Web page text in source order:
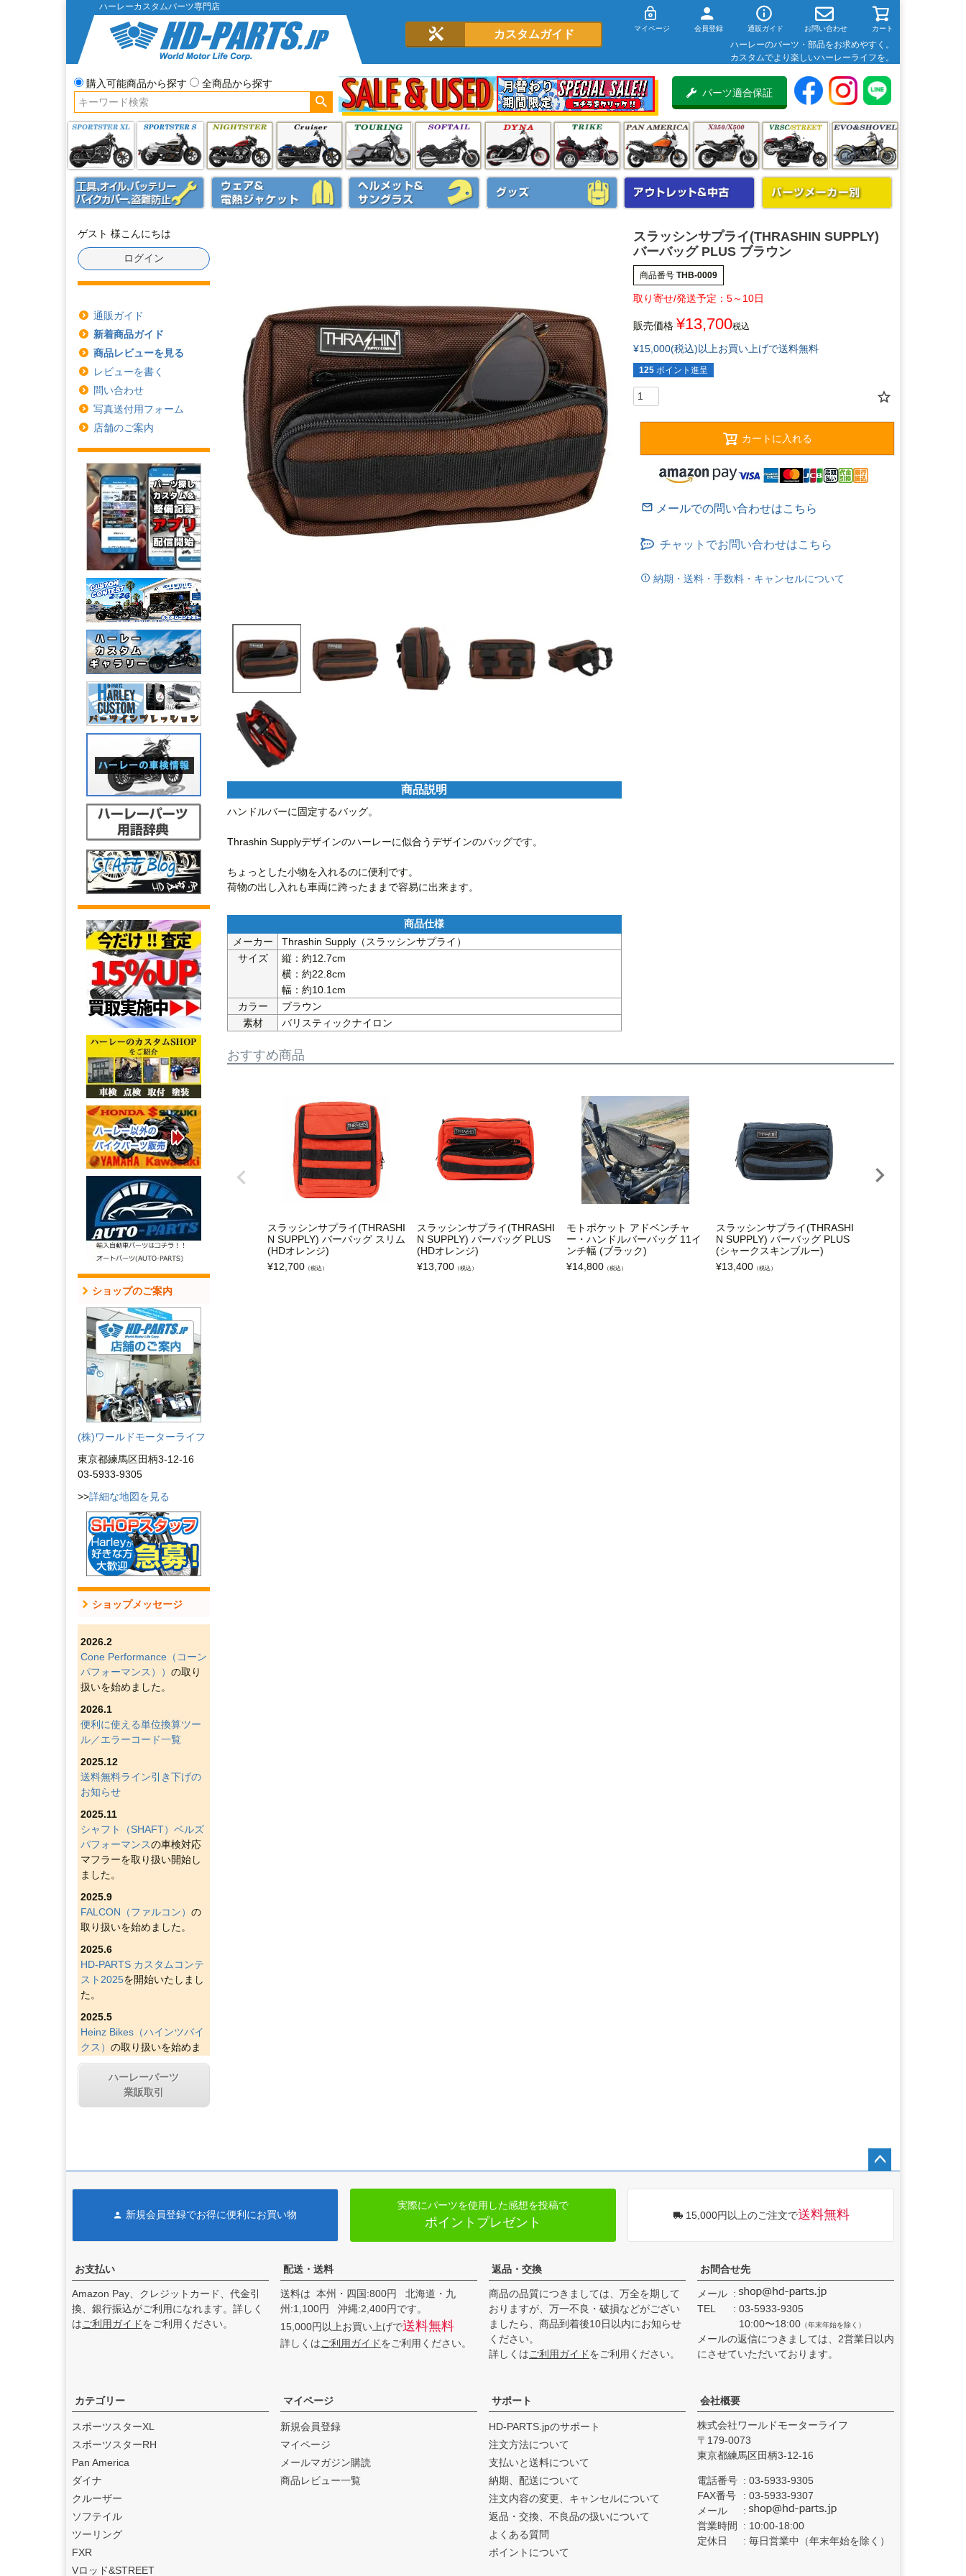
ハーレーカスタムパーツ専門店
カスタムガイド マイページ 会員登録 通販ガイド お問い合わせ カート
ハーレーのパーツ・部品をお求めやすく。
カスタムでより楽しいハーレーライフを。
購入可能商品から探す
全商品から探す
パーツ適合保証
ゲスト 様こんにちは
ログイン
通販ガイド
新着商品ガイド
商品レビューを見る
レビューを書く
問い合わせ
写真送付用フォーム
店舗のご案内
ショップのご案内
(株)ワールドモーターライフ
東京都練馬区田柄3-12-16
03-5933-9305
>>詳細な地図を見る
ショップメッセージ
2026.2
Cone Performance（コーン
パフォーマンス）） の取り
扱いを始めました。
2026.1
便利に使える単位換算ツー
ル／エラーコード一覧
2025.12
送料無料ライン引き下げの
お知らせ
2025.11
シャフト（SHAFT）ベルズ
パフォーマンスの車検対応
マフラーを取り扱い開始し
ました。
2025.9
FALCON（ファルコン） の
取り扱いを始めました。
2025.6
HD-PARTS カスタムコンテ
スト2025を開始いたしまし
た。
2025.5
Heinz Bikes（ハインツバイ
クス） の取り扱いを始めま
した。
2025.4
Figurati Designs（フィグラ
D&D エキゾースト（ディー
た。
feture ヘルメット（フュー
チャーヘルメット）の取り
扱いを始めました。
ました。
2024.12
s（ブローパフォーマンスエ
キゾースト）
始めました。
2024.11
By City（バイ シティ）
本総代理店となりました。
2024.10
Dominator Motorcycles（ド
ハーレーパーツ
業販取引
商品説明
ハンドルバーに固定するバッグ。
Thrashin Supplyデザインのハーレーに似合うデザインのバッグです。
ちょっとした小物を入れるのに便利です。
メーカー
Thrashin Supply（スラッシンサプライ）
サイズ
縦：約12.7cm
横：約22.8cm
幅：約10.1cm
カラー
ブラウン
素材
バリスティックナイロン
スラッシンサプライ(THRASHIN SUPPLY)
バーバッグ PLUS ブラウン
商品番号 THB-0009
5～10日
販売価格 ¥13,700税込
¥15,000(税込)以上お買い上げで送料無料
125 ポイント進呈
カートに入れる
チャットでお問い合わせはこちら
納期・送料・手数料・キャンセルについて
おすすめ商品
スラッシンサプライ(THRASHI
N SUPPLY) バーバッグ スリム
(HDオレンジ)
¥12,700 （税込）
スラッシンサプライ(THRASHI
N SUPPLY) バーバッグ PLUS
(HDオレンジ)
¥13,700 （税込）
モトポケット アドベンチャ
ー・ハンドルバーバッグ 11イ
ンチ幅 (ブラック)
¥14,800 （税込）
スラッシンサプライ(THRASHI
N SUPPLY) バーバッグ PLUS
(シャークスキンブルー)
¥13,400 （税込）
新規会員登録でお得に便利にお買い物
実際にパーツを使用した感想を投稿で
ポイントプレゼント 15,000円以上のご注文で送料無料
お支払い
Amazon Pay、クレジットカード、代金引
換、銀行振込がご利用になれます。詳しく
はご利用ガイドをご利用ください。
配送・送料
送料は 本州・四国:800円 北海道・九
州:1,100円 沖縄:2,400円です。
15,000円以上お買い上げで送料無料
詳しくはご利用ガイドをご利用ください。
返品・交換
商品の品質につきましては、万全を期して
おりますが、万一不良・破損などがござい
ましたら、商品到着後10日以内にお知らせ
ください。
詳しくはご利用ガイドをご利用ください。
お問合せ先
メール
TEL
03-5933-9305
10:00〜18:00 （年末年始を除く）
メールの返信につきましては、2営業日以内
にさせていただいております。
カテゴリー
スポーツスターXL
スポーツスターRH
Pan America
ダイナ
クルーザー
ソフテイル
ツーリング
FXR
Vロッド&STREET
マイページ
新規会員登録
マイページ
メールマガジン購読
商品レビュー一覧
サポート
HD-PARTS.jpのサポート
注文方法について
支払いと送料について
納期、配送について
注文内容の変更、キャンセルについて
返品・交換、不良品の扱いについて
よくある質問
ポイントについて
会社概要
株式会社ワールドモーターライフ
179-0073
東京都練馬区田柄3-12-16
電話番号
03-5933-9305
FAX番号
03-5933-9307
メール
営業時間
10:00-18:00
定休日
毎日営業中（年末年始を除く）